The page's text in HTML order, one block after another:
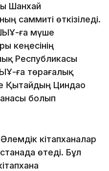
Шанхай
саммиті өткізіледі.
ға мүше
кеңесінің
Республикасы
ға төрағалық
Қытайдың Циндао
болып
кітапханалар
өтеді. Бұл